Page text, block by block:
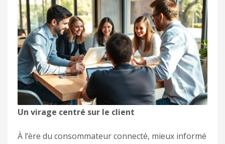
Un virage centré sur le client
À l’ère du consommateur connecté, mieux informé